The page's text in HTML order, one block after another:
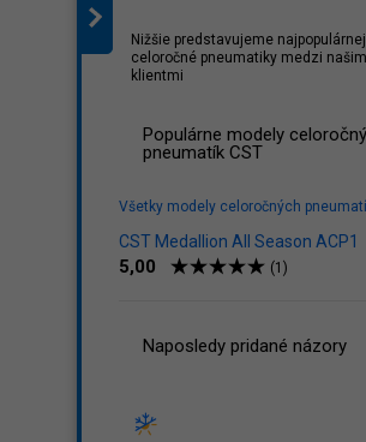
Nižšie predstavujeme
celoročné pneumatiky medzi
klientmi
Populárne modely
pneumatík CST
Všetky modely celoročných
CST Medallion All Season ACP1
5,00 (1)
Naposledy pridané názory